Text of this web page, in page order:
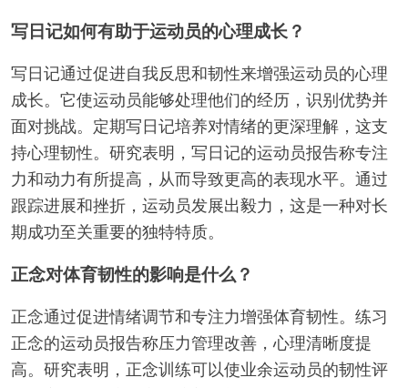
写日记如何有助于运动员的心理成长？
写日记通过促进自我反思和韧性来增强运动员的心理
成长。它使运动员能够处理他们的经历，识别优势并
面对挑战。定期写日记培养对情绪的更深理解，这支
持心理韧性。研究表明，写日记的运动员报告称专注
力和动力有所提高，从而导致更高的表现水平。通过
跟踪进展和挫折，运动员发展出毅力，这是一种对长
期成功至关重要的独特特质。
正念对体育韧性的影响是什么？
正念通过促进情绪调节和专注力增强体育韧性。练习
正念的运动员报告称压力管理改善，心理清晰度提
高。研究表明，正念训练可以使业余运动员的韧性评